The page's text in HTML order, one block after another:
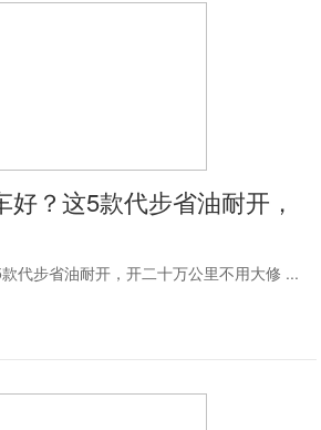
？这5款代步省油耐开，
8万预算买什么车好？这5款代步省油耐开，开二十万公里不用大修 ...